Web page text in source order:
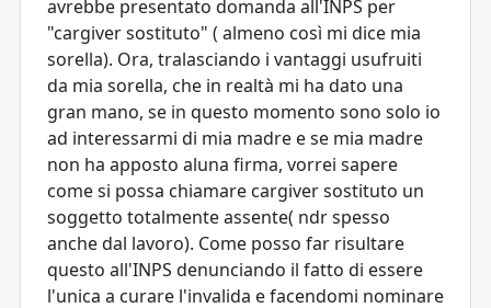
avrebbe presentato domanda all'INPS per
"cargiver sostituto" ( almeno così mi dice mia
sorella). Ora, tralasciando i vantaggi usufruiti
da mia sorella, che in realtà mi ha dato una
gran mano, se in questo momento sono solo io
ad interessarmi di mia madre e se mia madre
non ha apposto aluna firma, vorrei sapere
come si possa chiamare cargiver sostituto un
soggetto totalmente assente( ndr spesso
anche dal lavoro). Come posso far risultare
questo all'INPS denunciando il fatto di essere
l'unica a curare l'invalida e facendomi nominare